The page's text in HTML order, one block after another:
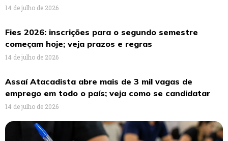
14 de julho de 2026
Fies 2026: inscrições para o segundo semestre
começam hoje; veja prazos e regras
14 de julho de 2026
Assaí Atacadista abre mais de 3 mil vagas de
emprego em todo o país; veja como se candidatar
14 de julho de 2026